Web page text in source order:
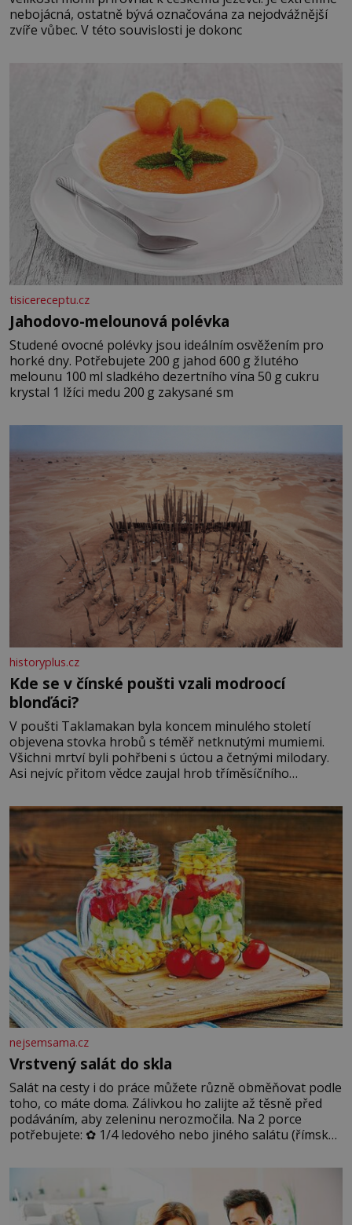
nebojácná, ostatně bývá označována za nejodvážnější
zvíře vůbec. V této souvislosti je dokonc
tisicereceptu.cz
Jahodovo-melounová polévka
Studené ovocné polévky jsou ideálním osvěžením pro
horké dny. Potřebujete 200 g jahod 600 g žlutého
melounu 100 ml sladkého dezertního vína 50 g cukru
krystal 1 lžíci medu 200 g zakysané sm
historyplus.cz
Kde se v čínské poušti vzali modroocí
blonďáci?
V poušti Taklamakan byla koncem minulého století
objevena stovka hrobů s téměř netknutými mumiemi.
Všichni mrtví byli pohřbeni s úctou a četnými milodary.
Asi nejvíc přitom vědce zaujal hrob tříměsíčního
blonďaté vlásky. Fakt, že jsou těla dávných lidí nesmírně
dobře zachovalá, přičítají odborníci zdejším klimatickým
podmínkám. Sucho, prosolené písky a extrémně
nejsemsama.cz
Vrstvený salát do skla
Salát na cesty i do práce můžete různě obměňovat podle
toho, co máte doma. Zálivkou ho zalijte až těsně před
podáváním, aby zeleninu nerozmočila. Na 2 porce
potřebujete: ✿ 1/4 ledového nebo jiného salátu (římský
okurky ✿ 2 rajčata Zálivka: ✿ 4 lžíce olivového oleje ✿ 1
lžíci citronové šťávy ✿ ½ stroužku